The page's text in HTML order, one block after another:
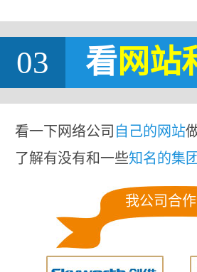
03 看网站
看一下网络公司 自己的网站
了解有没有和一些知名的集
我公司合